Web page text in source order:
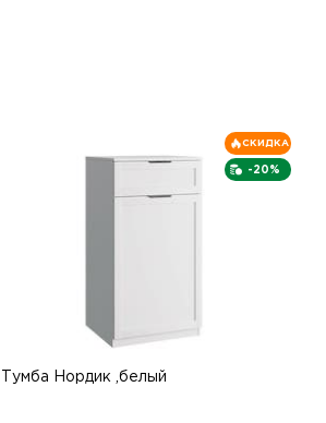
-20%
СКИДКА
Тумба Нордик ,белый